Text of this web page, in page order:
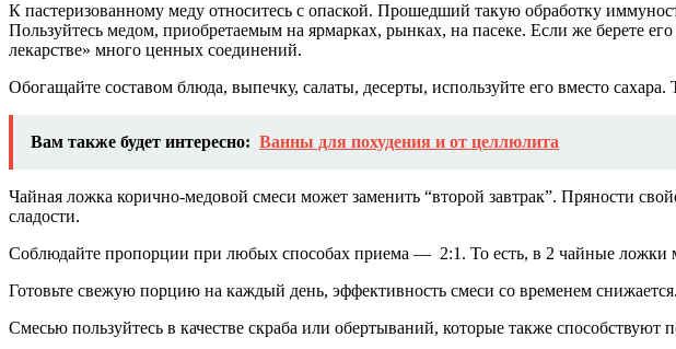
К пастеризованному меду относитесь с опаской. Прошедший такую обработку
Пользуйтесь медом, приобретаемым на ярмарках, рынках, на пасеке. Если же берете
лекарстве» много ценных соединений.
Обогащайте составом блюда, выпечку, салаты, десерты, используйте его вместо
Вам также будет интересно: Ванны для похудения и от целлюлита
Чайная ложка корично-медовой смеси может заменить “второй завтрак”. Пряности
сладости.
Соблюдайте пропорции при любых способах приема — 2:1. То есть, в 2 чайные ложки
Готовьте свежую порцию на каждый день, эффективность смеси со временем снижается.
Смесью пользуйтесь в качестве скраба или обертываний, которые также способствуют